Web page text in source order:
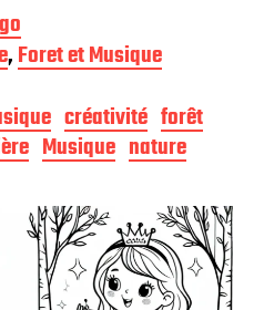
,Foret et Musique
créativité forêt
Musique nature